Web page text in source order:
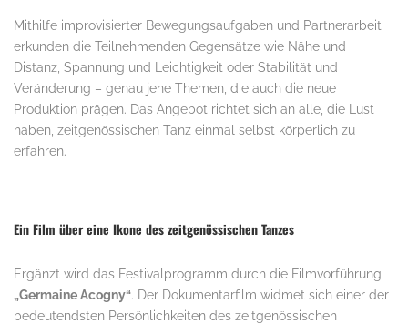
Mithilfe improvisierter Bewegungsaufgaben und Partnerarbeit
erkunden die Teilnehmenden Gegensätze wie Nähe und
Distanz, Spannung und Leichtigkeit oder Stabilität und
Veränderung – genau jene Themen, die auch die neue
Produktion prägen. Das Angebot richtet sich an alle, die Lust
haben, zeitgenössischen Tanz einmal selbst körperlich zu
erfahren.
Ein Film über eine Ikone des zeitgenössischen Tanzes
Ergänzt wird das Festivalprogramm durch die Filmvorführung
„Germaine Acogny“. Der Dokumentarfilm widmet sich einer der
bedeutendsten Persönlichkeiten des zeitgenössischen